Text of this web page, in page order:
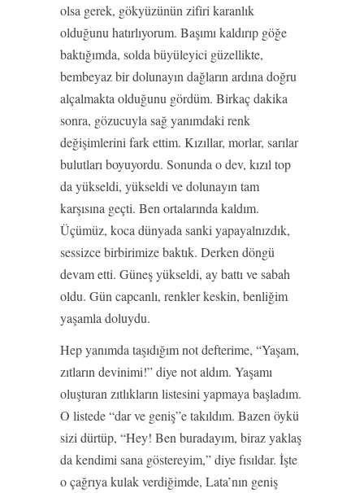
olsa gerek, gökyüzünün zifiri karanlık
olduğunu hatırlıyorum. Başımı kaldırıp göğe
baktığımda, solda büyüleyici güzellikte,
bembeyaz bir dolunayın dağların ardına doğru
alçalmakta olduğunu gördüm. Birkaç dakika
sonra, gözucuyla sağ yanımdaki renk
değişimlerini fark ettim. Kızıllar, morlar, sarılar
bulutları boyuyordu. Sonunda o dev, kızıl top
da yükseldi, yükseldi ve dolunayın tam
karşısına geçti. Ben ortalarında kaldım.
Üçümüz, koca dünyada sanki yapayalnızdık,
sessizce birbirimize baktık. Derken döngü
devam etti. Güneş yükseldi, ay battı ve sabah
oldu. Gün capcanlı, renkler keskin, benliğim
yaşamla doluydu.
Hep yanımda taşıdığım not defterime, “Yaşam,
zıtların devinimi!” diye not aldım. Yaşamı
oluşturan zıtlıkların listesini yapmaya başladım.
O listede “dar ve geniş”e takıldım. Bazen öykü
sizi dürtüp, “Hey! Ben buradayım, biraz yaklaş
da kendimi sana göstereyim,” diye fısıldar. İşte
o çağrıya kulak verdiğimde, Lata’nın geniş